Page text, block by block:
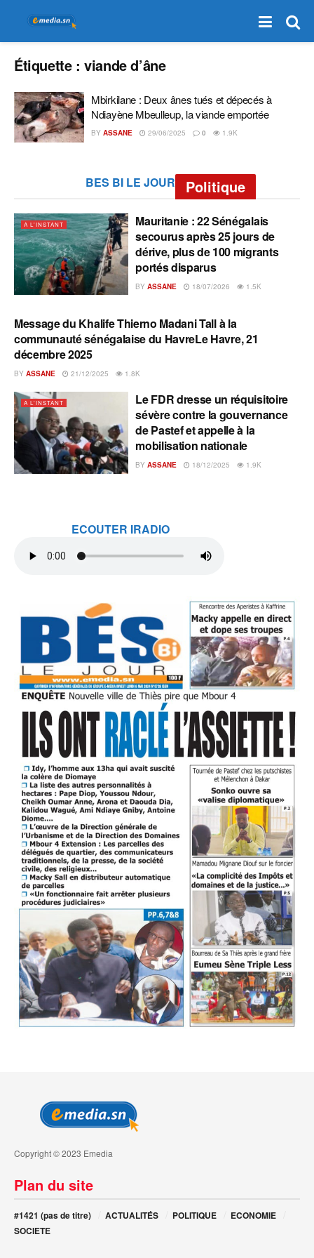
Étiquette :viande d’âne
Mbirkilane : Deux ânes tués et dépecés à
Ndiayène Mbeulleup, la viande emportée
BY ASSANE 29/06/2025 0 1.9K
BES BI LE JOUR Politique
A L'INSTANT
Mauritanie : 22 Sénégalais
secourus après 25 jours de
dérive, plus de 100 migrants
portés disparus
BY ASSANE 18/07/2026 1.5K
A L'INSTANT
Message du Khalife Thierno Madani Tall à la
communauté sénégalaise du HavreLe Havre, 21
décembre 2025
BY ASSANE 21/12/2025 1.8K
A L'INSTANT
Le FDR dresse un réquisitoire
sévère contre la gouvernance
de Pastef et appelle à la
mobilisation nationale
BY ASSANE 18/12/2025 1.9K
ECOUTER IRADIO
Copyright © 2023 Emedia
Plan du site
#1421 (pas de titre) ACTUALITÉS POLITIQUE
ECONOMIE
SOCIETE